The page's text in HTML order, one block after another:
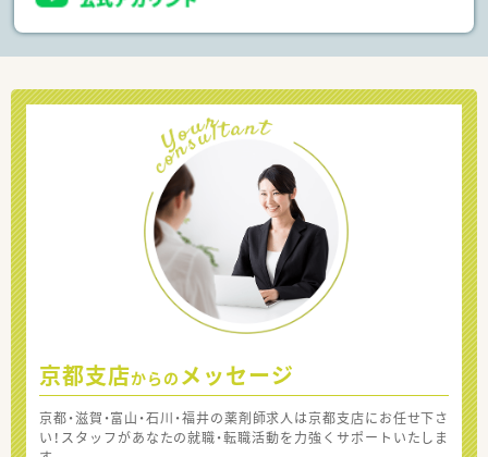
京都支店からの メッセージ
京都・滋賀・富山・石川・福井の薬剤師求人は京都支店にお任せ下さ
い！スタッフがあなたの就職・転職活動を力強くサポートいたしま